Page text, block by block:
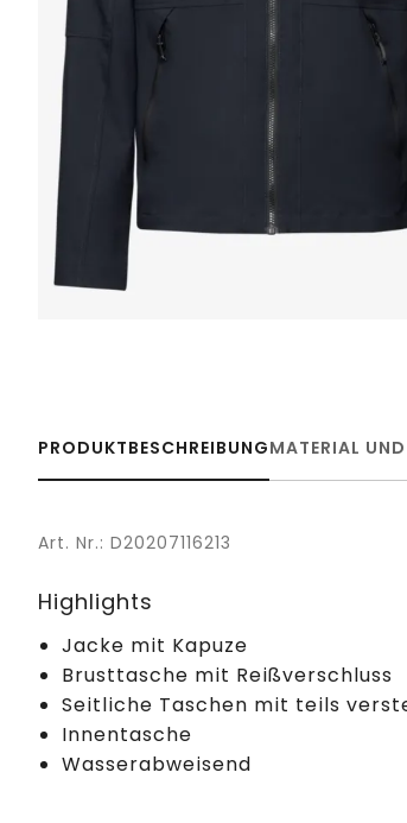
PRODUKTBESCHREIBUNGMATERIAL UND
Art. Nr.: D20207116213
Highlights
Jacke mit Kapuze
Brusttasche mit Reißverschluss
Seitliche Taschen mit teils
Innentasche
Wasserabweisend